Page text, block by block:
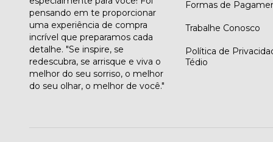
pensando em te proporcionar
uma experiência de compra
incrível que preparamos cada
detalhe. "Se inspire, se
redescubra, se arrisque e viva o
melhor do seu sorriso, o melhor
do seu olhar, o melhor de você."
Formas de
Trabalhe Conosco
Política de
Tédio